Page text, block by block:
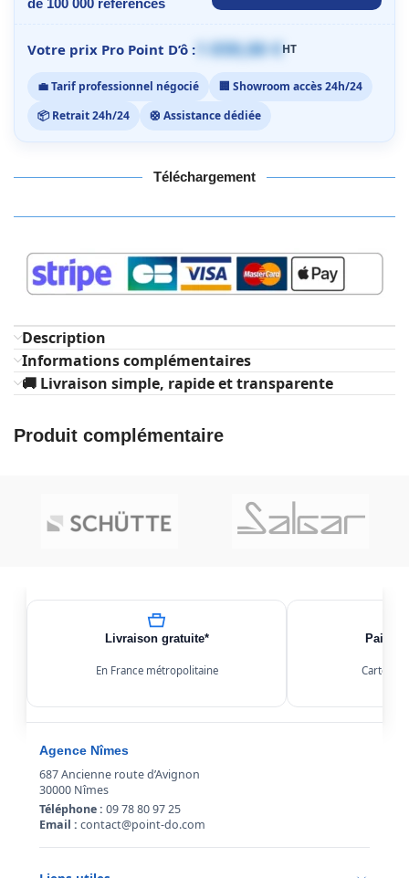
de 100 000 références
Votre prix Pro Point D’ô : 1 059,00 €HT
💼 Tarif professionnel négocié
🏢 Showroom accès 24h/24
📦 Retrait 24h/24
🛟 Assistance dédiée
Téléchargement
Description
Informations complémentaires
🚚 Livraison simple, rapide et transparente
Produit complémentaire
Livraison gratuite*
En France métropolitaine Carte,
Agence Nîmes
687 Ancienne route d’Avignon
30000 Nîmes
Téléphone : 09 78 80 97 25
Email : contact@point-do.com